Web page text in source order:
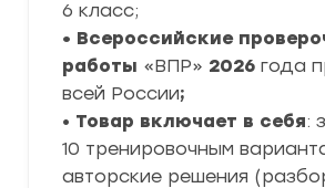
6 класс;
• Всероссийские
работы «ВПР» 2026 года
всей России;
• Товар включает в себя:
10 тренировочным
авторские решения